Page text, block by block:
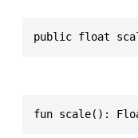
public float
fun scale():